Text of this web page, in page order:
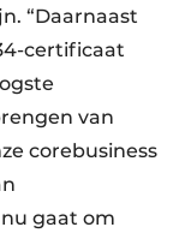
“Daarnaast
certificaat
van
corebusiness
gaat om